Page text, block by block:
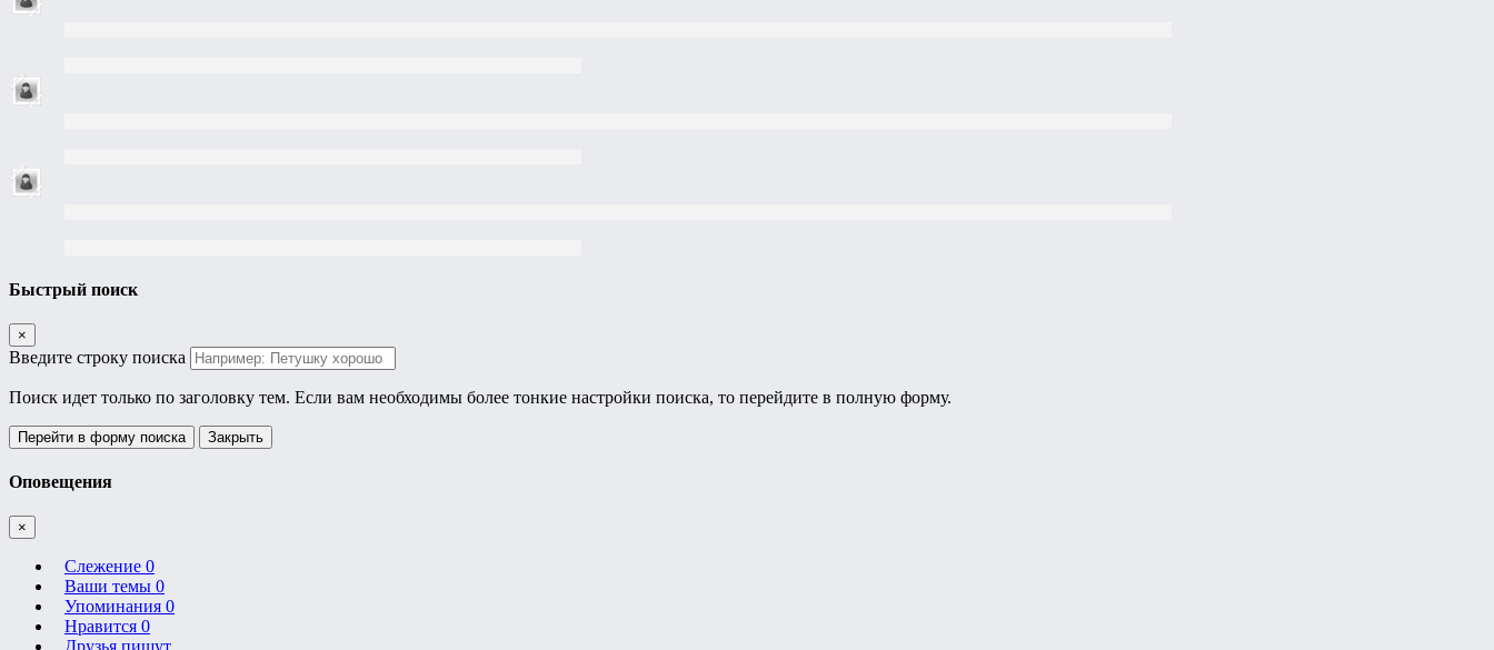
Быстрый поиск
×
Введите строку поиска
Поиск идет только по заголовку тем. Если вам необходимы более тонкие настройки поиска, то перейдите в полную форму.
Перейти в форму поиска Закрыть
Оповещения
×
Слежение 0
Ваши темы 0
Упоминания 0
Нравится 0